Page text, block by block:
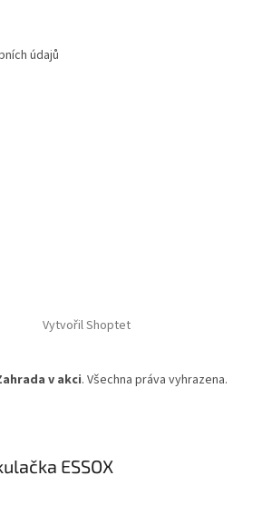
údajů
Vytvořil Shoptet
v akci. Všechna práva vyhrazena.
ESSOX